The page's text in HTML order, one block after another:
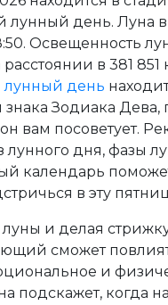
лунный день. Луна в
Освещенность
в 381
лунный день
знака Зодиака Дева,
вам посоветует.
лунного дня, фазы
календарь
в эту
и делая
сможет
и
подскажет, когда